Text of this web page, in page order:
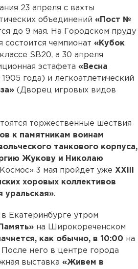
23 апреля с вахты
объединений «Пост №
до 9 мая. На Городском пруду
состоится чемпионат «Кубок
SB20, а 30 апреля
эстафета «Весна
года) и легкоатлетический
(Дворец игровых видов
торжественные шествия
к памятникам воинам
танкового корпуса,
Жукову и Николаю
3 мая пройдет уже XXIII
хоровых коллективов
уральская».
Екатеринбурге утром
на Широкореченском
как обычно, в 10:00 на
него в центре города
выставка «Живем в